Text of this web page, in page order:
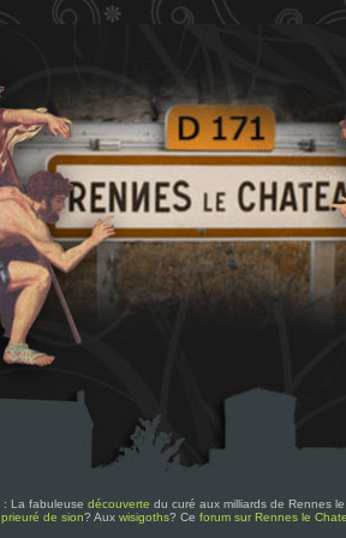
: La fabuleuse découverte du curé aux milliards de Rennes
prieuré de sion? Aux wisigoths? Ce forum sur Rennes le